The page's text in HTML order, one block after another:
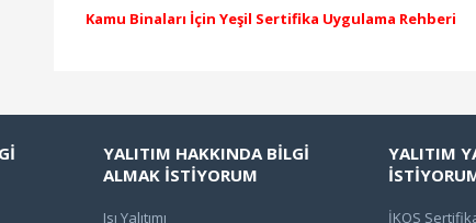
Kamu Binaları İçin Yeşil Sertifika Uygulama Rehberi
YALITIM HAKKINDA BİLGİ
ALMAK İSTİYORUM
Isı Yalıtımı
YALITIM
İKOS